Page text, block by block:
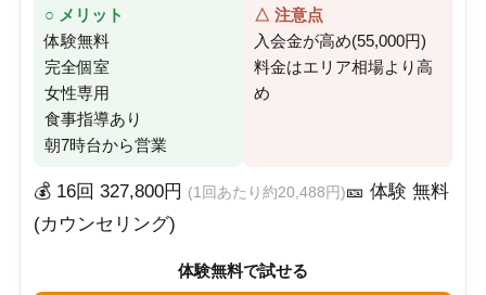
○ メリット
体験無料
完全個室
女性専用
食事指導あり
朝7時台から営業
△ 注意点
入会金が高め(55,000円)
料金はエリア相場より高
め
💰 16回 327,800円 (1回あたり約20,488円)🎫 体験 無料
(カウンセリング)
体験無料で試せる